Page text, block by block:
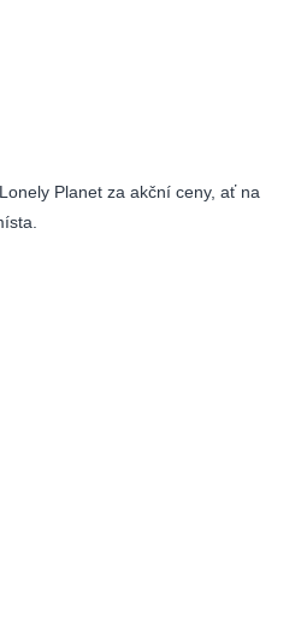
Planet za akční ceny, ať na